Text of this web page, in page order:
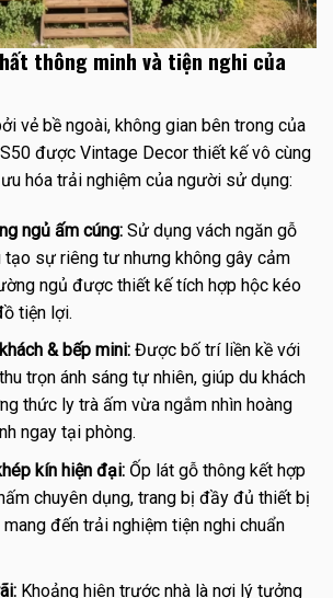
thông minh và tiện nghi của
vẻ bề ngoài, không gian bên trong của
được Vintage Decor thiết kế vô cùng
hóa trải nghiệm của người sử dụng:
ngủ ấm cúng:Sử dụng vách ngăn gỗ
tạo sự riêng tư nhưng không gây cảm
ngủ được thiết kế tích hợp hộc kéo
tiện lợi.
& bếp mini:Được bố trí liền kề với
trọn ánh sáng tự nhiên, giúp du khách
thức ly trà ấm vừa ngắm nhìn hoàng
ngay tại phòng.
kín hiện đại:Ốp lát gỗ thông kết hợp
chuyên dụng, trang bị đầy đủ thiết bị
đến trải nghiệm tiện nghi chuẩn
Khoảng hiên trước nhà là nơi lý tưởng